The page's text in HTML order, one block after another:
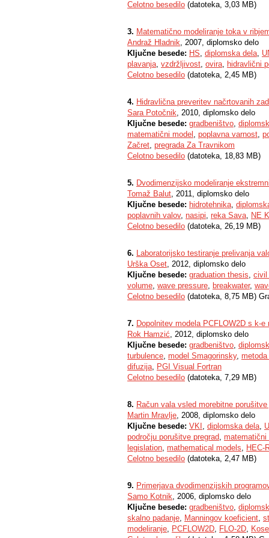
Celotno besedilo (datoteka, 3,03 MB)
3. Matematično modeliranje toka v
Andraž Hladnik, 2007, diplomsko delo
Ključne besede: HS, diplomska dela,
plavanja, vzdržljivost, ovira, hidravlični
Celotno besedilo (datoteka, 2,45 MB)
4. Hidravlična preveritev načrtovanih
Sara Potočnik, 2010, diplomsko delo
Ključne besede: gradbeništvo,
matematični model , poplavna varnost,
Začret, pregrada Za Travnikom
Celotno besedilo (datoteka, 18,83 MB)
5. Dvodimenzijsko modeliranje
Tomaž Balut, 2011, diplomsko delo
Ključne besede: hidrotehnika,
poplavnih valov, nasipi, reka Sava, NE
Celotno besedilo (datoteka, 26,19 MB)
6. Laboratorijsko testiranje prelivanja
Urška Oset, 2012, diplomsko delo
Ključne besede: graduation thesis, civil
volume, wave pressure, breakwater,
Celotno besedilo (datoteka, 8,75 MB)
7. Dopolnitev modela PCFLOW2D s k-
Rok Hamzić, 2012, diplomsko delo
Ključne besede: gradbeništvo,
turbulence, model Smagorinsky,
difuzija, PGI Visual Fortran
Celotno besedilo (datoteka, 7,29 MB)
8. Račun vala vsled morebitne
Martin Mravlje, 2008, diplomsko delo
Ključne besede: VKI , diplomska dela,
področju porušitve pregrad, matematični
legislation, mathematical models, HEC-
Celotno besedilo (datoteka, 2,47 MB)
9. Primerjava dvodimenzijskih
Samo Kotnik, 2006, diplomsko delo
Ključne besede: gradbeništvo,
skalno padanje, Manningov koeficient,
modeliranje, PCFLOW2D, FLO-2D,